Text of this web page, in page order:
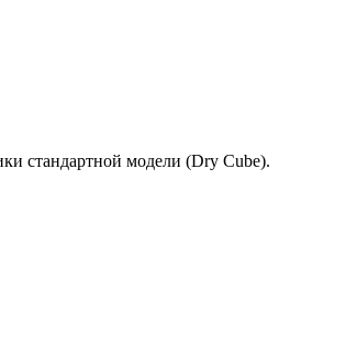
стандартной модели (Dry Cube).